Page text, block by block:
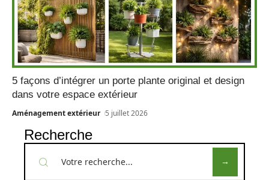
5 façons d’intégrer un porte plante original et design
dans votre espace extérieur
Aménagement extérieur 5 juillet 2026
Recherche